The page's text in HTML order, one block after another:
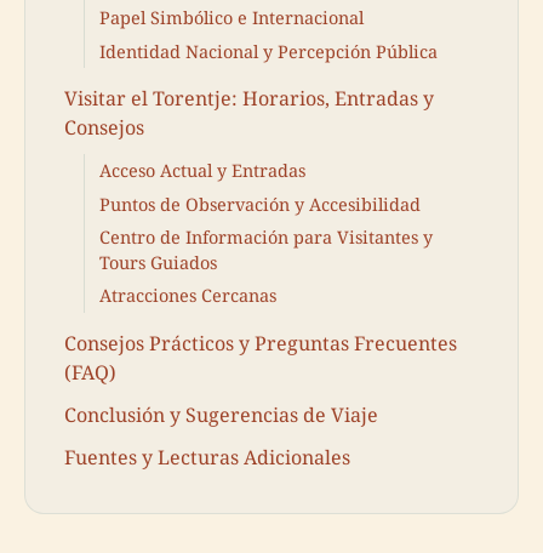
Papel Simbólico e Internacional
Identidad Nacional y Percepción Pública
Visitar el Torentje: Horarios, Entradas y
Consejos
Acceso Actual y Entradas
Puntos de Observación y Accesibilidad
Centro de Información para Visitantes y
Tours Guiados
Atracciones Cercanas
Consejos Prácticos y Preguntas Frecuentes
(FAQ)
Conclusión y Sugerencias de Viaje
Fuentes y Lecturas Adicionales